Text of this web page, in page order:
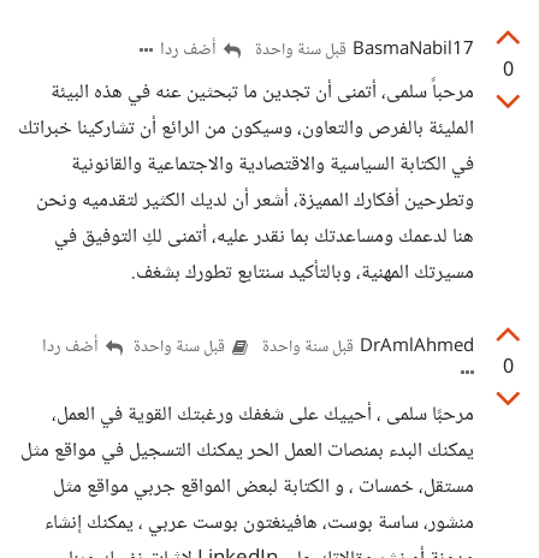
0
BasmaNabil17 قبل سنة واحدة أضف ردا
مرحباً سلمى، أتمنى أن تجدين ما تبحثين عنه في هذه البيئة
المليئة بالفرص والتعاون، وسيكون من الرائع أن تشاركينا خبراتك
في الكتابة السياسية والاقتصادية والاجتماعية والقانونية
وتطرحين أفكارك المميزة، أشعر أن لديك الكثير لتقدميه ونحن
هنا لدعمك ومساعدتك بما نقدر عليه، أتمنى لكِ التوفيق في
مسيرتك المهنية، وبالتأكيد سنتابع تطورك بشغف.
0
DrAmlAhmed قبل سنة واحدة قبل سنة واحدة أضف ردا
مرحبًا سلمى ، أحييك على شغفك ورغبتك القوية في العمل،
يمكنك البدء بمنصات العمل الحر يمكنك التسجيل في مواقع مثل
مستقل، خمسات ، و الكتابة لبعض المواقع جربي مواقع مثل
منشور، ساسة بوست، هافينغتون بوست عربي ، يمكنك إنشاء